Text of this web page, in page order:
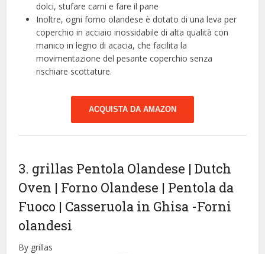
dolci, stufare carni e fare il pane
Inoltre, ogni forno olandese è dotato di una leva per
coperchio in acciaio inossidabile di alta qualità con
manico in legno di acacia, che facilita la
movimentazione del pesante coperchio senza
rischiare scottature.
ACQUISTA DA AMAZON
3. grillas Pentola Olandese | Dutch
Oven | Forno Olandese | Pentola da
Fuoco | Casseruola in Ghisa -Forni
olandesi
By grillas